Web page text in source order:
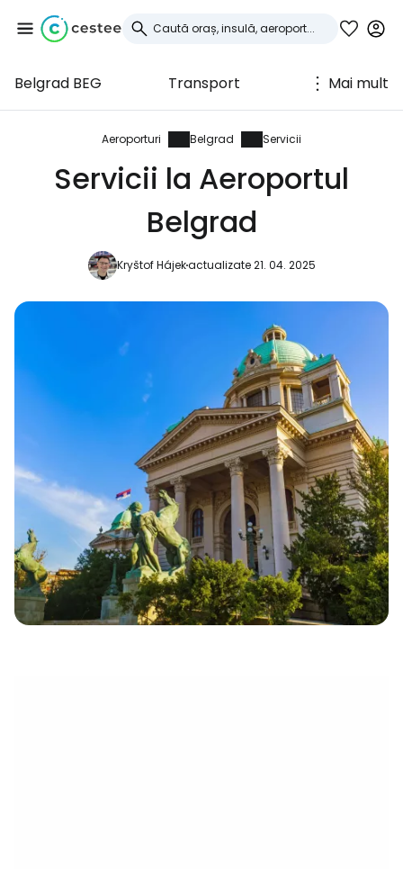
Belgrad BEG Transport Mai mult
Aeroporturi Belgrad Servicii
Servicii la Aeroportul
Belgrad
Kryštof Hájekactualizate 21. 04. 2025
Conectați-vă la
Cestee
... comunitatea mondială a călătorilor
Continuați cu Google
Continuați cu e-mailul